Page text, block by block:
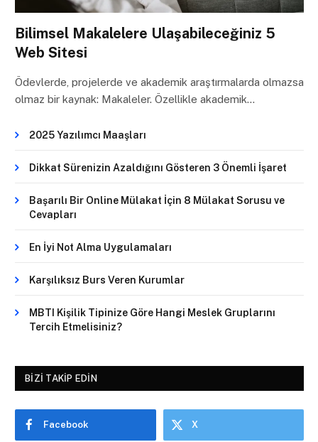
Bilimsel Makalelere Ulaşabileceğiniz 5
Web Sitesi
Ödevlerde, projelerde ve akademik araştırmalarda olmazsa
olmaz bir kaynak: Makaleler. Özellikle akademik…
2025 Yazılımcı Maaşları
Dikkat Sürenizin Azaldığını Gösteren 3 Önemli İşaret
Başarılı Bir Online Mülakat İçin 8 Mülakat Sorusu ve
Cevapları
En İyi Not Alma Uygulamaları
Karşılıksız Burs Veren Kurumlar
MBTI Kişilik Tipinize Göre Hangi Meslek Gruplarını
Tercih Etmelisiniz?
BIZI TAKIP EDIN
Facebook X